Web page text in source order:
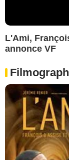
L'Ami,
annonce VF